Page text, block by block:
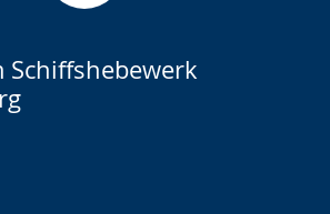
Schiffshebewerk